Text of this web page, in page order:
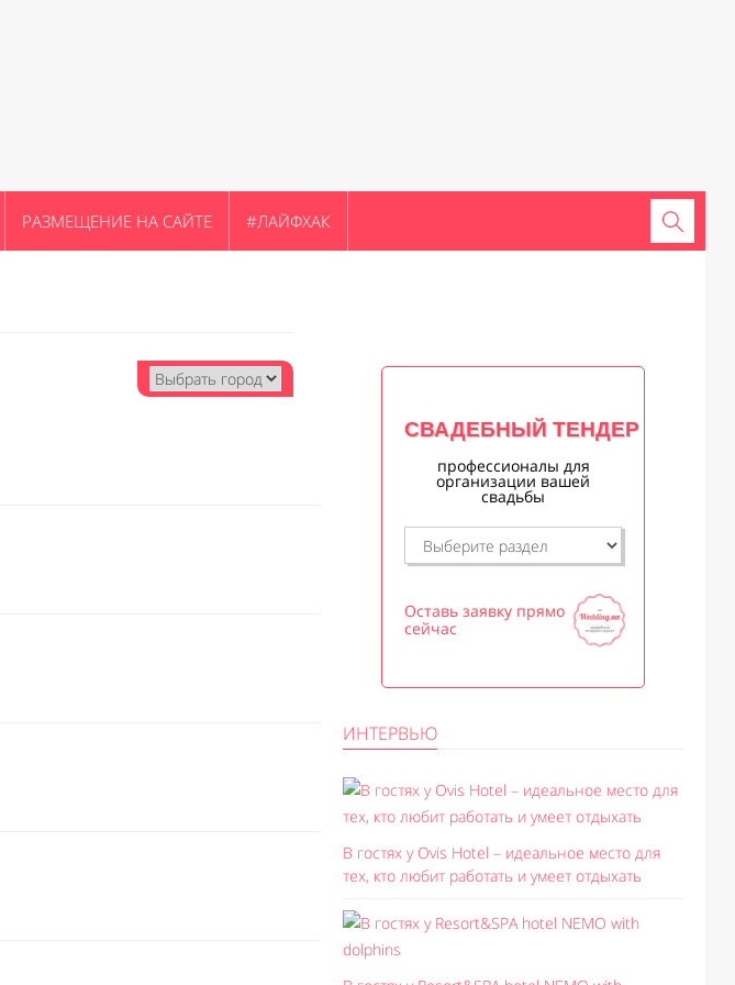
РАЗМЕЩЕНИЕ НА САЙТЕ #ЛАЙФХАК
СВАДЕБНЫЙ ТЕНДЕР
профессионалы для
организации вашей
свадьбы
Оставь заявку прямо
сейчас
ИНТЕРВЬЮ
В гостях у Ovis Hotel – идеальное место для
тех, кто любит работать и умеет отдыхать